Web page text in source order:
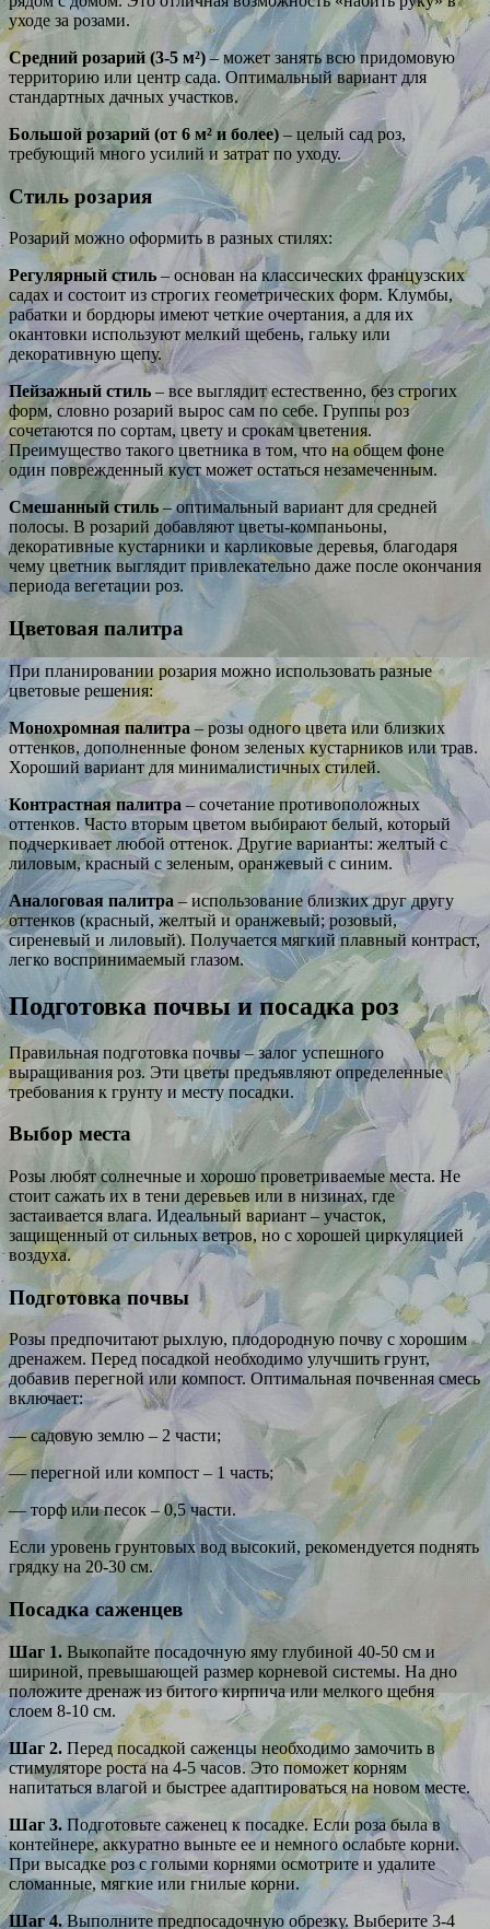
уходе за розами.
Средний розарий (3-5 м²)– может занять всю придомовую
территорию или центр сада. Оптимальный вариант для
стандартных дачных участков.
Большой розарий (от 6 м² и более) – целый сад роз,
требующий много усилий и затрат по уходу.
Стиль розария
Розарий можно оформить в разных стилях:
Регулярный стиль – основан на классических французских
садах и состоит из строгих геометрических форм. Клумбы,
рабатки и бордюры имеют четкие очертания, а для их
окантовки используют мелкий щебень, гальку или
декоративную щепу.
Пейзажный стиль – все выглядит естественно, без строгих
форм, словно розарий вырос сам по себе. Группы роз
сочетаются по сортам, цвету и срокам цветения.
Преимущество такого цветника в том, что на общем фоне
один поврежденный куст может остаться незамеченным.
Смешанный стиль – оптимальный вариант для средней
полосы. В розарий добавляют цветы-компаньоны,
декоративные кустарники и карликовые деревья, благодаря
чему цветник выглядит привлекательно даже после окончания
периода вегетации роз.
Цветовая палитра
При планировании розария можно использовать разные
цветовые решения:
Монохромная палитра – розы одного цвета или близких
оттенков, дополненные фоном зеленых кустарников или трав.
Хороший вариант для минималистичных стилей.
Контрастная палитра– сочетание противоположных
оттенков. Часто вторым цветом выбирают белый, который
подчеркивает любой оттенок. Другие варианты: желтый с
лиловым, красный с зеленым, оранжевый с синим.
Аналоговая палитра – использование близких друг другу
оттенков (красный, желтый и оранжевый; розовый,
сиреневый и лиловый). Получается мягкий плавный контраст,
легко воспринимаемый глазом.
Подготовка почвы и посадка роз
Правильная подготовка почвы – залог успешного
выращивания роз. Эти цветы предъявляют определенные
требования к грунту и месту посадки.
Выбор места
Розы любят солнечные и хорошо проветриваемые места. Не
стоит сажать их в тени деревьев или в низинах, где
застаивается влага. Идеальный вариант – участок,
защищенный от сильных ветров, но с хорошей циркуляцией
воздуха.
Подготовка почвы
Розы предпочитают рыхлую, плодородную почву с хорошим
дренажем. Перед посадкой необходимо улучшить грунт,
добавив перегной или компост. Оптимальная почвенная смесь
включает:
— садовую землю – 2 части;
— перегной или компост – 1 часть;
— торф или песок – 0,5 части.
Если уровень грунтовых вод высокий, рекомендуется поднять
грядку на 20-30 см.
Посадка саженцев
Шаг 1. Выкопайте посадочную яму глубиной 40-50 см и
шириной, превышающей размер корневой системы. На дно
положите дренаж из битого кирпича или мелкого щебня
слоем 8-10 см.
Шаг 2. Перед посадкой саженцы необходимо замочить в
стимуляторе роста на 4-5 часов. Это поможет корням
напитаться влагой и быстрее адаптироваться на новом месте.
Шаг 3. Подготовьте саженец к посадке. Если роза была в
контейнере, аккуратно выньте ее и немного ослабьте корни.
При высадке роз с голыми корнями осмотрите и удалите
сломанные, мягкие или гнилые корни.
Шаг 4.Выполните предпосадочную обрезку. Выберите 3-4